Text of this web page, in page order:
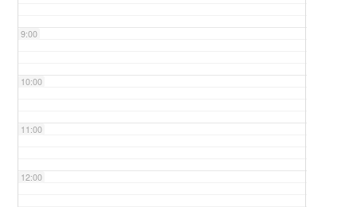
9:00
10:00
11:00
12:00